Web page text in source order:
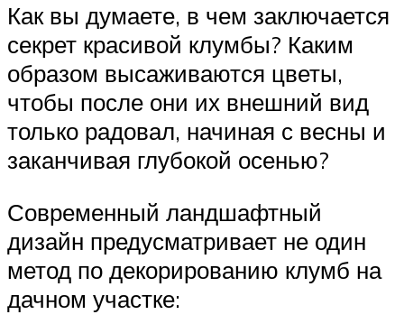
Как вы думаете, в чем заключается
секрет красивой клумбы? Каким
образом высаживаются цветы,
чтобы после они их внешний вид
только радовал, начиная с весны и
заканчивая глубокой осенью?
Современный ландшафтный
дизайн предусматривает не один
метод по декорированию клумб на
дачном участке: